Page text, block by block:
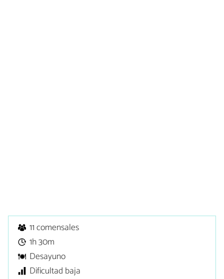
11 comensales
1h 30m
Desayuno
Dificultad baja